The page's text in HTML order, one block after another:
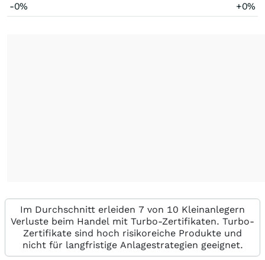
-0% +0%
Im Durchschnitt erleiden 7 von 10 Kleinanlegern
Verluste beim Handel mit Turbo-Zertifikaten. Turbo-
Zertifikate sind hoch risikoreiche Produkte und
nicht für langfristige Anlagestrategien geeignet.